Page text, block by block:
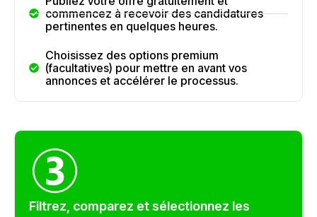
commencez à recevoir des candidatures
pertinentes en quelques heures.
Choisissez des options premium
(facultatives) pour mettre en avant vos
annonces et accélérer le processus.
Filtrez, comparez et sélectionnez les